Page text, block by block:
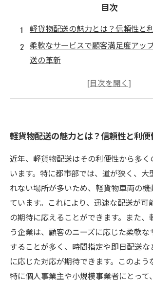
目次
軽貨物配送の魅力とは？信頼性と
柔軟なサービスで顧客満足度アッ
送の革新
個人事業主を支える軽貨物配送の選
た企業の紹介
軽貨物配送の魅力とは？信頼性と利便
近年、軽貨物配送はその利便性から多く
います。特に都市部では、道が狭く、大
れない場所が多いため、軽貨物車両の
ています。これにより、迅速な配送が可
の期待に応えることができます。また、
う企業は、顧客のニーズに応じた柔軟
することが多く、時間指定や即日配送な
に応じた対応が期待できます。このよう
特に個人事業主や小規模事業者にとって